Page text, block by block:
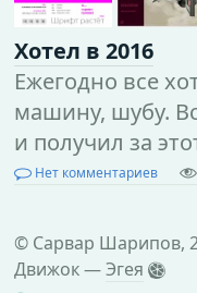
Хотел в 2016
Ежегодно все
машину, шубу.
и получил за
Нет комментариев
© Сарвар Шарипов,
Движок —Эгея